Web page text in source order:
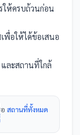
ให้ครบถ้วนก่อน
เพื่อให้ได้ข้อเสนอ
และสถานที่ใกล้
สถานที่ทั้งหมด